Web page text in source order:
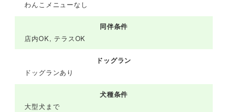
わんこメニューなし
同伴条件
店内OK, テラスOK
ドッグラン
ドッグランあり
犬種条件
大型犬まで